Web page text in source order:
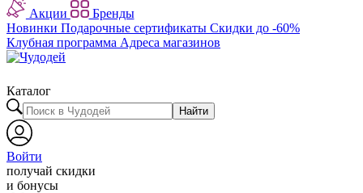
Акции
Бренды
Новинки Подарочные сертификаты Скидки до -60%
Клубная программа Адреса магазинов
Каталог
Найти
Войти
получай скидки
и бонусы